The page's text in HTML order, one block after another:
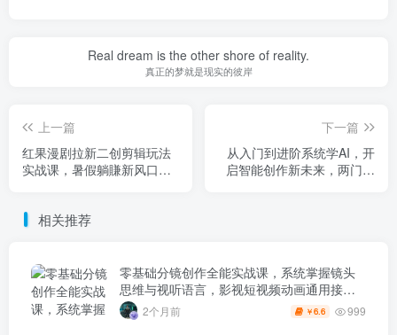
Real dream is the other shore of reality.
真正的梦就是现实的彼岸
上一篇
红果漫剧拉新二创剪辑玩法
实战课，暑假躺賺新风口，
下一篇
从入门到进阶系统学AI，开
启智能创作新未来，两门课
相关推荐
零基础分镜创作全能实战课，系统掌握镜头
思维与视听语言，影视短视频动画通用接单
技能2个月前 ￥6.6 999